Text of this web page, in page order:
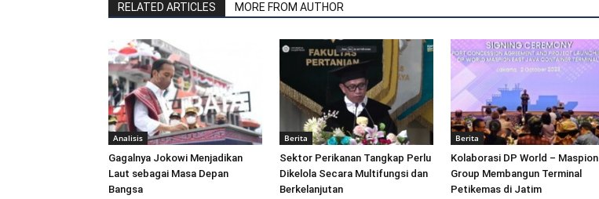
RELATED ARTICLES MORE FROM AUTHOR
Analisis
Gagalnya Jokowi Menjadikan
Laut sebagai Masa Depan
Bangsa
Berita
Sektor Perikanan Tangkap Perlu
Dikelola Secara Multifungsi dan
Berkelanjutan
Berita
Kolaborasi DP World – Maspion
Group Membangun Terminal
Petikemas di Jatim